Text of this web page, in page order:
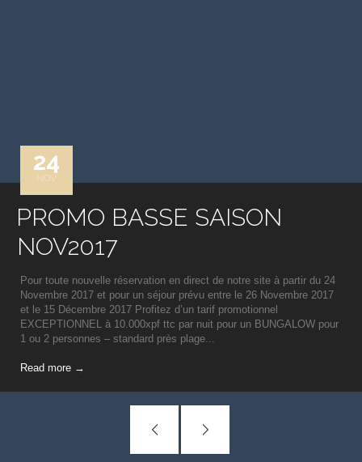
24
NOV
PROMO BASSE SAISON
NOV2017
Pour toute nouvelle réservation en direct de notre site à partir du 24
Novembre 2017 et pour un séjour prévu entre le 26 Novembre 2017
et le 15 Décembre 2017 Profitez d’un tarif promotionnel
EXCEPTIONNEL à 10.000xpf ttc par nuit pour un BUNGALOW pour
1 ou 2 personnes – standard près plage...
Read more →